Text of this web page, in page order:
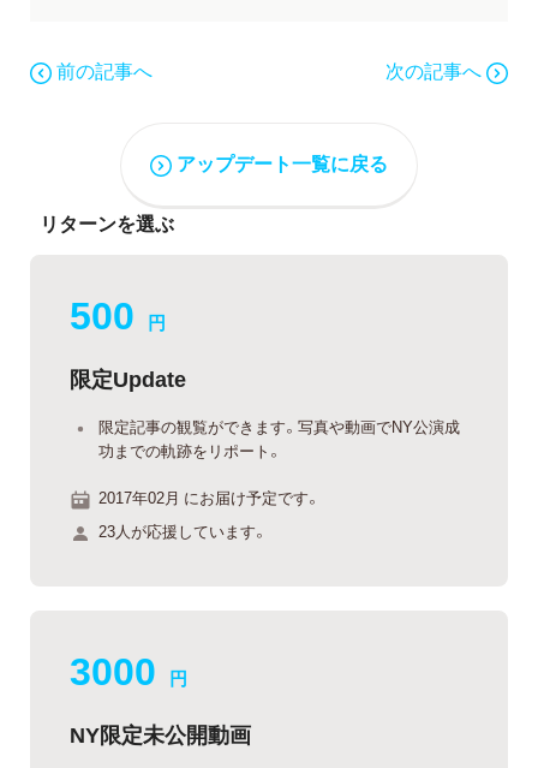
前の記事へ 次の記事へ
アップデート一覧に戻る
リターンを選ぶ
500 円
限定Update
限定記事の観覧ができます。写真や動画でNY公演成
功までの軌跡をリポート。
2017年02月 にお届け予定です。
23人が応援しています。
3000 円
NY限定未公開動画